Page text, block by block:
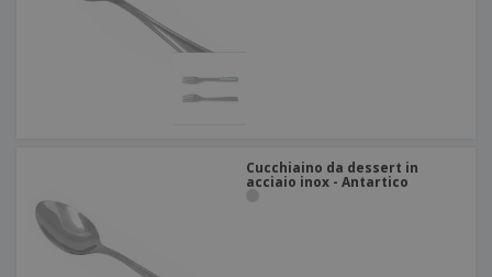
Cucchiaino da dessert in
acciaio inox - Antartico